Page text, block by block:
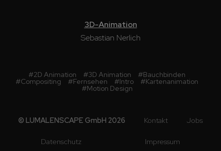
3D-Animation
Sebastian Nerlich
#2D Animation #3D Animation #Bauchbinden
#Compositing #Fernsehen #Intro #Kartenanimation
#Motion Design
© LUMALENSCAPE GmbH 2026 Kontakt Jobs
Datenschutz Impressum